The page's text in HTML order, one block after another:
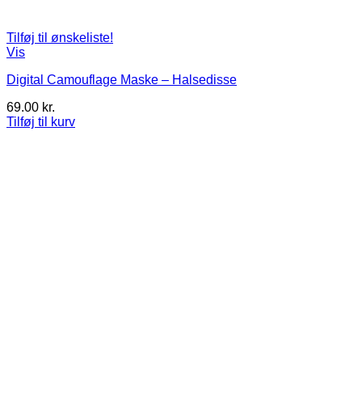
Tilføj til ønskeliste!
Vis
Digital Camouflage Maske – Halsedisse
69.00 kr.
Tilføj til kurv